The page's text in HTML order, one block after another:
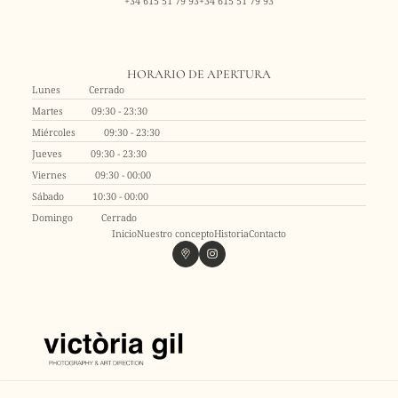
HORARIO DE APERTURA
Lunes
Cerrado
Martes
09:30 - 23:30
Miércoles
09:30 - 23:30
Jueves
09:30 - 23:30
Viernes
09:30 - 00:00
Sábado
10:30 - 00:00
Domingo
Cerrado
InicioNuestro conceptoHistoriaContacto